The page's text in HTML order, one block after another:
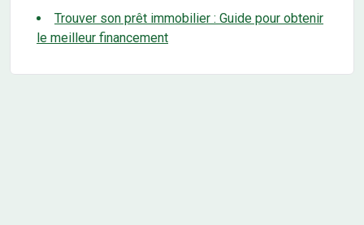
Trouver son prêt immobilier : Guide pour obtenir
le meilleur financement